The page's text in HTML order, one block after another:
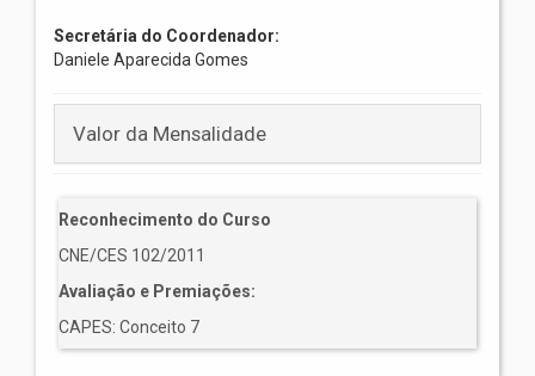
Secretária do Coordenador:
Daniele Aparecida Gomes
Valor da Mensalidade
Reconhecimento do Curso
CNE/CES 102/2011
Avaliação e Premiações:
CAPES: Conceito 7